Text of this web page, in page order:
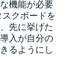
機能が必要
クボードを
先に挙げた
入が自分の
るようにし